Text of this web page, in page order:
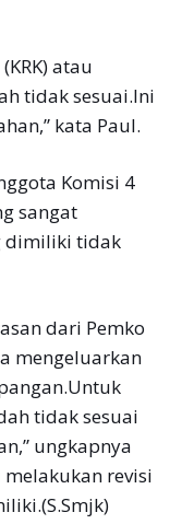
atau
tidak sesuai.Ini
kata Paul.
Komisi 4
sangat
dimiliki tidak
dari Pemko
mengeluarkan
tidak sesuai
ungkapnya
revisi